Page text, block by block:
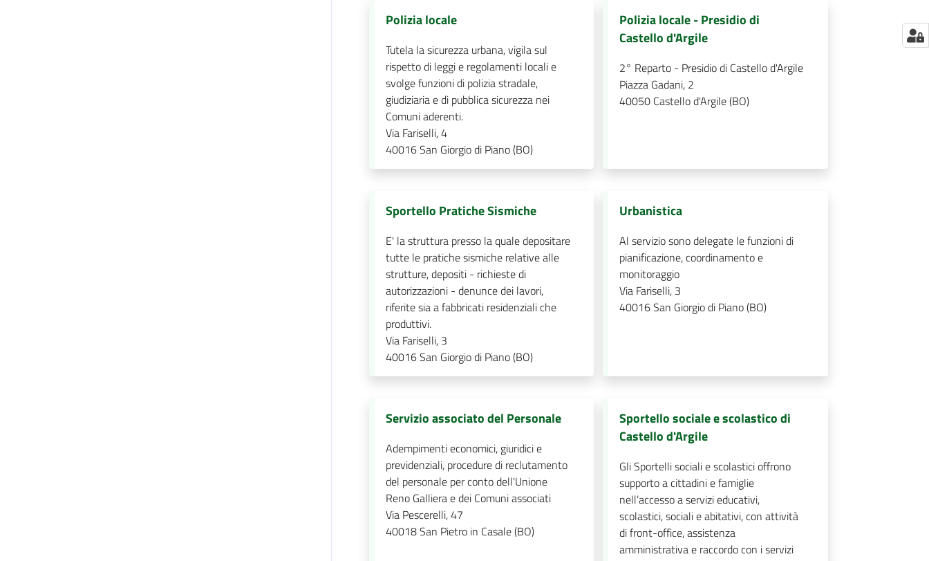
Polizia locale
Tutela la sicurezza urbana, vigila sul
rispetto di leggi e regolamenti locali e
svolge funzioni di polizia stradale,
giudiziaria e di pubblica sicurezza nei
Comuni aderenti.
Via Fariselli, 4
40016San Giorgio di Piano (BO)
Polizia locale - Presidio di
Castello d'Argile
2° Reparto - Presidio di Castello d'Argile
Piazza Gadani, 2
40050 Castello d'Argile (BO)
Sportello Pratiche Sismiche
E' la struttura presso la quale depositare
tutte le pratiche sismiche relative alle
strutture, depositi - richieste di
autorizzazioni - denunce dei lavori,
riferite sia a fabbricati residenziali che
produttivi.
Via Fariselli, 3
40016San Giorgio di Piano (BO)
Urbanistica
Al servizio sono delegate le funzioni di
pianificazione, coordinamento e
monitoraggio
Via Fariselli, 3
40016San Giorgio di Piano (BO)
Servizio associato del Personale
Adempimenti economici, giuridici e
previdenziali, procedure di reclutamento
del personale per conto dell'Unione
Reno Galliera e dei Comuni associati
Via Pescerelli, 47
40018San Pietro in Casale (BO)
Sportello sociale e scolastico di
Castello d'Argile
Gli Sportelli sociali e scolastici offrono
supporto a cittadini e famiglie
nell’accesso a servizi educativi,
scolastici, sociali e abitativi, con attività
di front-office, assistenza
amministrativa e raccordo con i servizi